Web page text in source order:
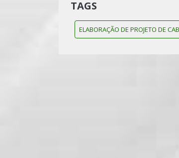
TAGS
ELABORAÇÃO DE PROJETO DE